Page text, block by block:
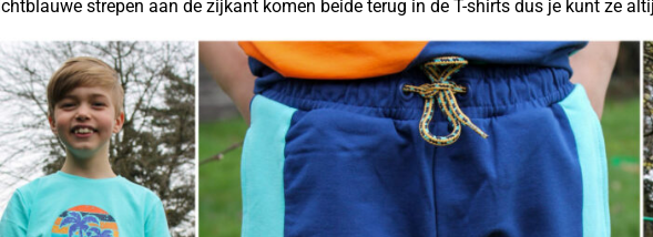
strepen aan de zijkant komen beide terug in de T-shirts dus je kunt ze